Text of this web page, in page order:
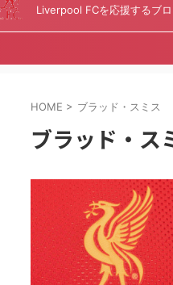
Liverpool FCを応援する
HOME > ブラッド・スミス
ブラッド・ス